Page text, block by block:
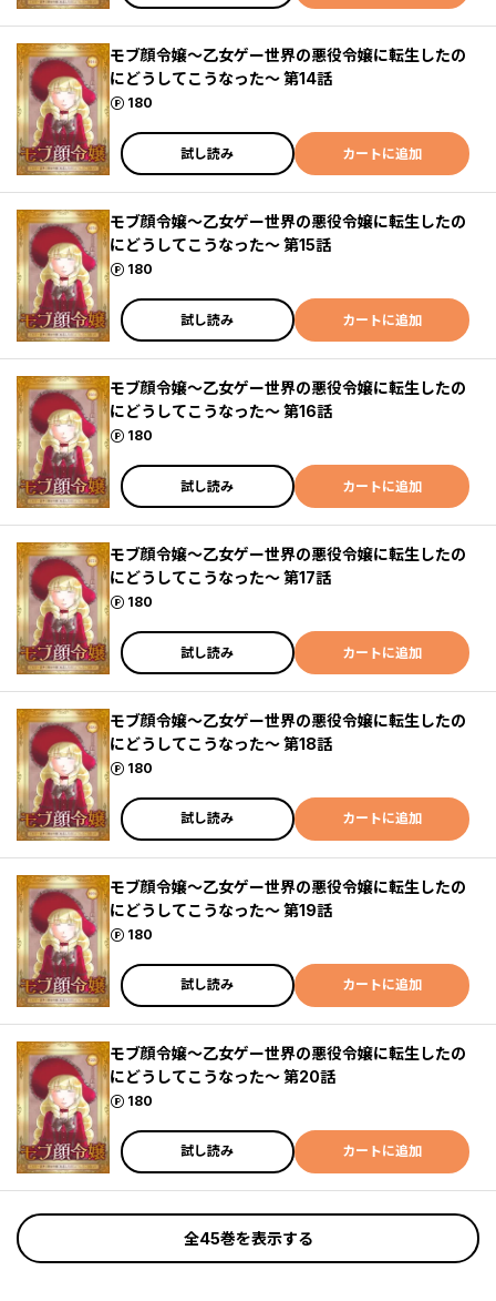
モブ顔令嬢～乙女ゲー世界の悪役令嬢に転生したの
にどうしてこうなった～ 第14話
180
ポイント
試し読み カートに追加
モブ顔令嬢～乙女ゲー世界の悪役令嬢に転生したの
にどうしてこうなった～ 第15話
180
ポイント
試し読み カートに追加
モブ顔令嬢～乙女ゲー世界の悪役令嬢に転生したの
にどうしてこうなった～ 第16話
180
ポイント
試し読み カートに追加
モブ顔令嬢～乙女ゲー世界の悪役令嬢に転生したの
にどうしてこうなった～ 第17話
180
ポイント
試し読み カートに追加
モブ顔令嬢～乙女ゲー世界の悪役令嬢に転生したの
にどうしてこうなった～ 第18話
180
ポイント
試し読み カートに追加
モブ顔令嬢～乙女ゲー世界の悪役令嬢に転生したの
にどうしてこうなった～ 第19話
180
ポイント
試し読み カートに追加
モブ顔令嬢～乙女ゲー世界の悪役令嬢に転生したの
にどうしてこうなった～ 第20話
180
ポイント
試し読み カートに追加
全45巻を表示する